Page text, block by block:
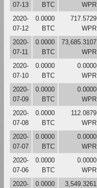
07-13
BTC
WPR
2020-
07-12
0.0000
BTC
717.5729
WPR
2020-
07-11
0.0000
BTC
73,685.3107
WPR
2020-
07-10
0.0000
BTC
0.0000
WPR
2020-
07-09
0.0000
BTC
0.0000
WPR
2020-
07-08
0.0000
BTC
112.0879
WPR
2020-
07-07
0.0000
BTC
0.0000
WPR
2020-
07-06
0.0000
BTC
0.0000
WPR
2020-
0.0000
3,549.3261